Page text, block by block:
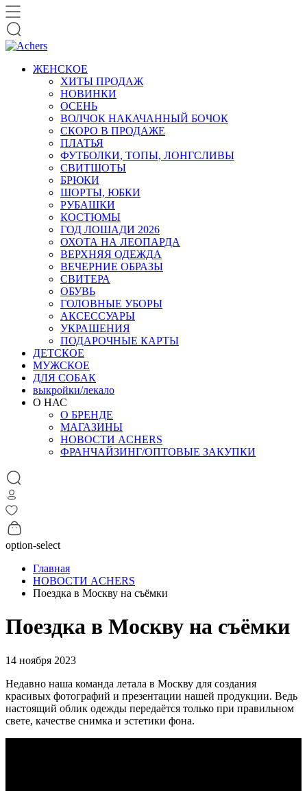
ЖЕНСКОЕ
ХИТЫ ПРОДАЖ
НОВИНКИ
ОСЕНЬ
ВОЛЧОК НАКАЧАННЫЙ БОЧОК
СКОРО В ПРОДАЖЕ
ПЛАТЬЯ
ФУТБОЛКИ, ТОПЫ, ЛОНГСЛИВЫ
СВИТШОТЫ
БРЮКИ
ШОРТЫ, ЮБКИ
РУБАШКИ
КОСТЮМЫ
ГОД ЛОШАДИ 2026
ОХОТА НА ЛЕОПАРДА
ВЕРХНЯЯ ОДЕЖДА
ВЕЧЕРНИЕ ОБРАЗЫ
СВИТЕРА
ОБУВЬ
ГОЛОВНЫЕ УБОРЫ
АКСЕССУАРЫ
УКРАШЕНИЯ
ПОДАРОЧНЫЕ КАРТЫ
ДЕТСКОЕ
МУЖСКОЕ
ДЛЯ СОБАК
выкройки/лекало
О НАС
О БРЕНДЕ
МАГАЗИНЫ
НОВОСТИ ACHERS
ФРАНЧАЙЗИНГ/ОПТОВЫЕ ЗАКУПКИ
option-select
Главная
НОВОСТИ ACHERS
Поездка в Москву на съёмки
Поездка в Москву на съёмки
14 ноября 2023
Недавно наша команда летала в Москву для создания
красивых фотографий и презентации нашей продукции. Ведь
настоящий облик одежды передаётся только при правильном
свете, качестве снимка и эстетики фона.